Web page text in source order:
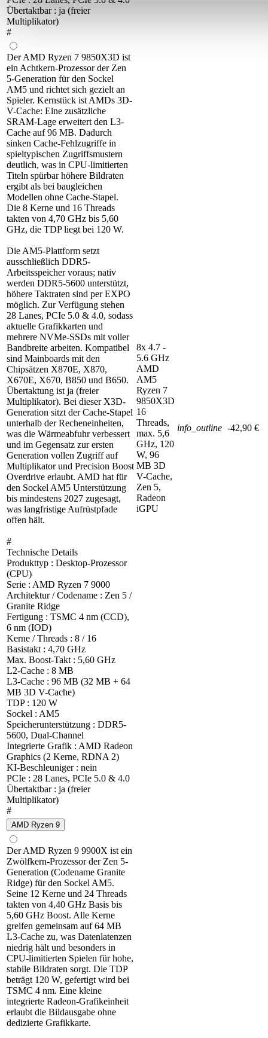
Übertaktbar : ja (freier
Multiplikator)
#
Der AMD Ryzen 7 9850X3D ist
ein Achtkern-Prozessor der Zen
5-Generation für den Sockel
AM5 und richtet sich gezielt an
Spieler. Kernstück ist AMDs 3D-
V-Cache: Eine zusätzliche
SRAM-Lage erweitert den L3-
Cache auf 96 MB. Dadurch
sinken Cache-Fehlzugriffe in
spieltypischen Zugriffsmustern
deutlich, was in CPU-limitierten
Titeln spürbar höhere Bildraten
ergibt als bei baugleichen
Modellen ohne Cache-Stapel.
Die 8 Kerne und 16 Threads
takten von 4,70 GHz bis 5,60
GHz, die TDP liegt bei 120 W.
Die AM5-Plattform setzt
ausschließlich DDR5-
Arbeitsspeicher voraus; nativ
werden DDR5-5600 unterstützt,
höhere Taktraten sind per EXPO
möglich. Zur Verfügung stehen
28 Lanes, PCIe 5.0 & 4.0, sodass
aktuelle Grafikkarten und
mehrere NVMe-SSDs mit voller
Bandbreite arbeiten. Kompatibel
sind Mainboards mit den
Chipsätzen X870E, X870,
X670E, X670, B850 und B650.
Übertaktung ist ja (freier
Multiplikator). Bei dieser X3D-
Generation sitzt der Cache-Stapel
unterhalb der Recheneinheiten,
was die Wärmeabfuhr verbessert
und im Gegensatz zur ersten
Generation vollen Zugriff auf
Multiplikator und Precision Boost
Overdrive erlaubt. AMD hat für
den Sockel AM5 Unterstützung
bis mindestens 2027 zugesagt,
was langfristige Aufrüstpfade
offen hält.
#
Technische Details
Produkttyp : Desktop-Prozessor
(CPU)
Serie : AMD Ryzen 7 9000
Architektur / Codename : Zen 5 /
Granite Ridge
Fertigung : TSMC 4 nm (CCD),
6 nm (IOD)
Kerne / Threads : 8 / 16
Basistakt : 4,70 GHz
Max. Boost-Takt : 5,60 GHz
L2-Cache : 8 MB
L3-Cache : 96 MB (32 MB + 64
MB 3D V-Cache)
TDP : 120 W
Sockel : AM5
Speicherunterstützung : DDR5-
5600, Dual-Channel
Integrierte Grafik : AMD Radeon
Graphics (2 Kerne, RDNA 2)
KI-Beschleuniger : nein
PCIe : 28 Lanes, PCIe 5.0 & 4.0
Übertaktbar : ja (freier
Multiplikator)
#
8x 4.7 -
5.6 GHz
AMD
AM5
Ryzen 7
9850X3D
16
Threads,
max. 5,6
GHz, 120
W, 96
MB 3D
V-Cache,
Zen 5,
Radeon
iGPU
info_outline -42,90 €
AMD Ryzen 9
Der AMD Ryzen 9 9900X ist ein
Zwölfkern-Prozessor der Zen 5-
Generation (Codename Granite
Ridge) für den Sockel AM5.
Seine 12 Kerne und 24 Threads
takten von 4,40 GHz Basis bis
5,60 GHz Boost. Alle Kerne
greifen gemeinsam auf 64 MB
L3-Cache zu, was Datenlatenzen
niedrig hält und besonders in
CPU-limitierten Spielen für hohe,
stabile Bildraten sorgt. Die TDP
beträgt 120 W, gefertigt wird bei
TSMC 4 nm. Eine kleine
integrierte Radeon-Grafikeinheit
erlaubt die Bildausgabe ohne
dedizierte Grafikkarte.